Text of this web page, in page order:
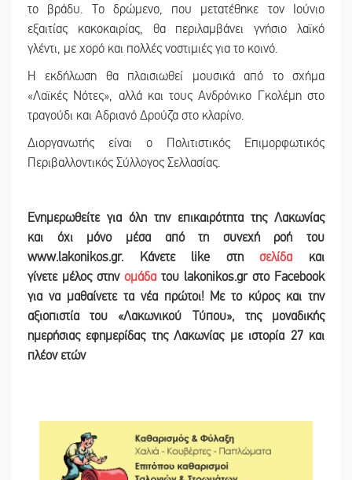
το βράδυ. Το δρώμενο, που μετατέθηκε τον Ιούνιο
εξαιτίας κακοκαιρίας, θα περιλαμβάνει γνήσιο λαϊκό
γλέντι, με χορό και πολλές νοστιμιές για το κοινό.
Η εκδήλωση θα πλαισιωθεί μουσικά από το σχήμα
«Λαϊκές Νότες», αλλά και τους Ανδρόνικο Γκολέμη στο
τραγούδι και Αδριανό Δρούζα στο κλαρίνο.
Διοργανωτής είναι ο Πολιτιστικός Επιμορφωτικός
Περιβαλλοντικός Σύλλογος Σελλασίας.
Ενημερωθείτε για όλη την επικαιρότητα της Λακωνίας
και όχι μόνο μέσα από τη συνεχή ροή του
www.lakonikos.gr. Κάνετε like στησελίδα και
γίνετε μέλος στην ομάδα του lakonikos.gr στο Facebook
για να μαθαίνετε τα νέα πρώτοι! Με το κύρος και την
αξιοπιστία του «Λακωνικού Τύπου», της μοναδικής
ημερήσιας εφημερίδας της Λακωνίας με ιστορία 27 και
πλέον ετών